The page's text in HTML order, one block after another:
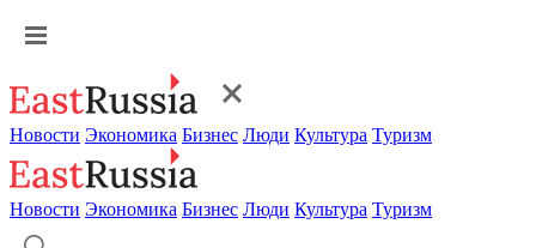
Новости Экономика Бизнес Люди Культура Туризм
Новости Экономика Бизнес Люди Культура Туризм